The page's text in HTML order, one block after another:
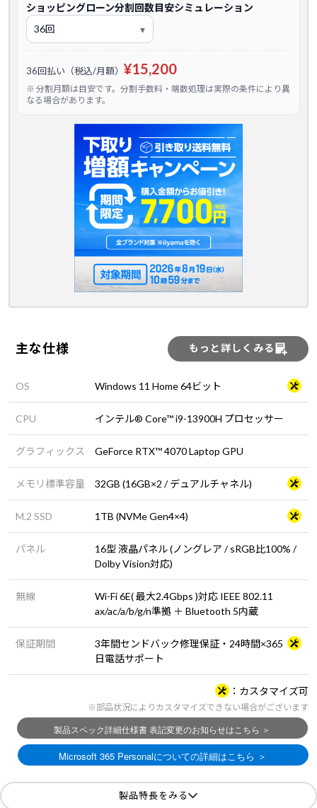
ショッピングローン分割回数目安シミュレーション
36回払い（税込/月額） ¥15,200
※ 分割月額は目安です。分割手数料・端数処理は実際の条件により異
なる場合があります。
主な仕様 もっと詳しくみる
OS Windows 11 Home 64ビット
CPU インテル® Core™ i9-13900H プロセッサー
グラフィックス GeForce RTX™ 4070 Laptop GPU
メモリ標準容量 32GB (16GB×2 / デュアルチャネル)
M.2 SSD 1TB (NVMe Gen4×4)
パネル
16型 液晶パネル (ノングレア / sRGB比100% /
Dolby Vision対応)
無線
Wi-Fi 6E( 最大2.4Gbps )対応 IEEE 802.11
ax/ac/a/b/g/n準拠 ＋ Bluetooth 5内蔵
保証期間
3年間センドバック修理保証・24時間×365
日電話サポート
カスタマイズ可
※部品状況によりカスタマイズできない場合がございます
製品特長をみる